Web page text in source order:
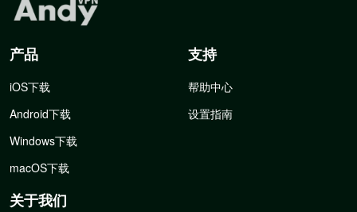
产品
iOS下载
Android下载
Windows下载
macOS下载
支持
帮助中心
设置指南
关于我们